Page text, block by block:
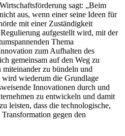
sagt: „Beim
aus, wenn einer seine Ideen für
mit einer Zuständigkeit
aufgestellt wird, mit der
Thema
zum Aufhalten des
gemeinsam auf den Weg zu
zu bündeln und
wiederum die Grundlage
Innovationen durch und
zu entwickeln und damit
leisten, dass die technologische,
gegen den